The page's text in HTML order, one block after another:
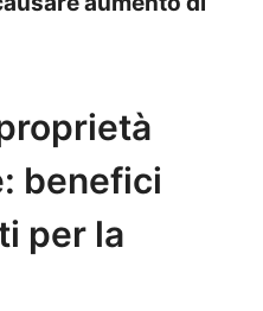
benefici
per la